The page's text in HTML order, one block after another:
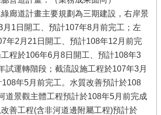
綠廊道計畫主要規劃為三期建設，右岸景
月1日開工、預計107年8月前完工；左
年2月21日開工、預計108年12月前完
程於106年6月8日開工、預計108年3
試運轉階段；截流設施工程於107年3月
年5月前完工。水質改善預計於108
道景觀主體工程預計於108年5月前完成
善工程(含非河道邊附屬工程)預計於